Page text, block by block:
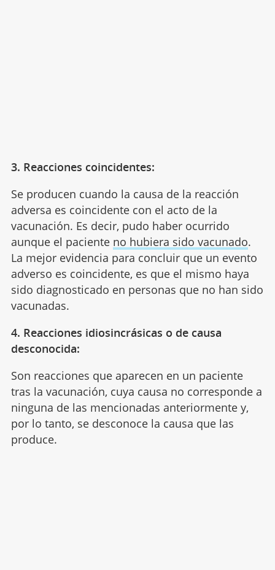
3. Reacciones coincidentes:
Se producen cuando la causa de la reacción
adversa es coincidente con el acto de la
vacunación. Es decir, pudo haber ocurrido
aunque el paciente no hubiera sido vacunado.
La mejor evidencia para concluir que un evento
adverso es coincidente, es que el mismo haya
sido diagnosticado en personas que no han sido
vacunadas.
4. Reacciones idiosincrásicas o de causa
desconocida:
Son reacciones que aparecen en un paciente
tras la vacunación, cuya causa no corresponde a
ninguna de las mencionadas anteriormente y,
por lo tanto, se desconoce la causa que las
produce.